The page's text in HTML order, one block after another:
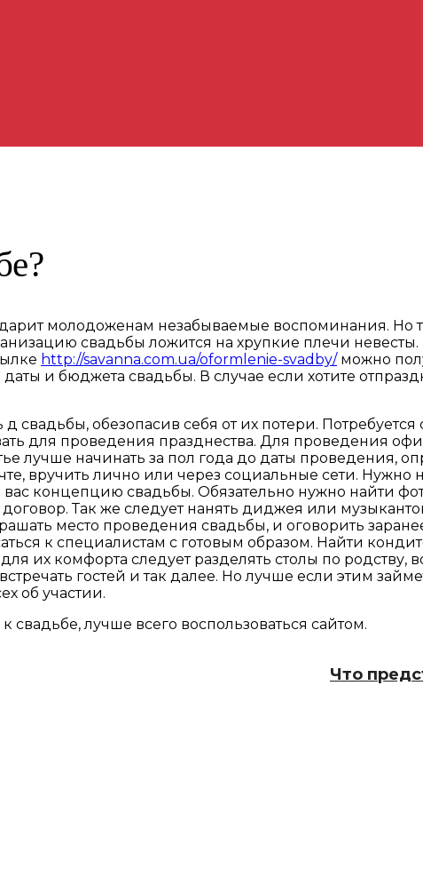
молодоженам незабываемые воспоминания. Но
свадьбы ложится на хрупкие плечи невесты.
http://savanna.com.ua/oformlenie-svadby/можно
и бюджета свадьбы. В случае если хотите
обезопасив себя от их потери. Потребуется
для проведения празднества. Для проведения
лучше начинать за пол года до даты проведения,
вручить лично или через социальные сети. Нужно
концепцию свадьбы. Обязательно нужно найти
Так же следует нанять диджея или
место проведения свадьбы, и оговорить
к специалистам с готовым образом. Найти
их комфорта следует разделять столы по родству,
гостей и так далее. Но лучше если этим
об участии.
лучше всего воспользоваться сайтом.
Что